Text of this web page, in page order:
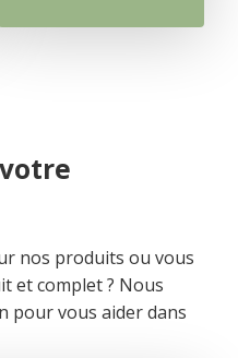
nos produits ou vous
et complet ? Nous
pour vous aider dans